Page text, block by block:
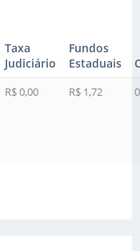
Taxa
Judiciário
Fundos
Estaduais
R$ 0,00 R$ 1,72